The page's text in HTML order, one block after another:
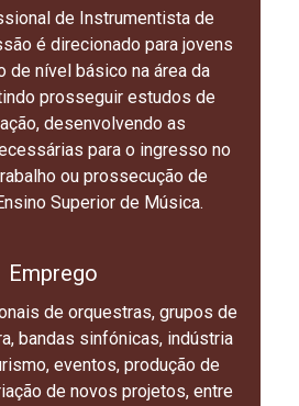
de Instrumentista de
é direcionado para jovens
de nível básico na área da
prosseguir estudos de
desenvolvendo as
para o ingresso no
ou prossecução de
Superior de Música.
Emprego
de orquestras, grupos de
bandas sinfónicas, indústria
eventos, produção de
de novos projetos, entre